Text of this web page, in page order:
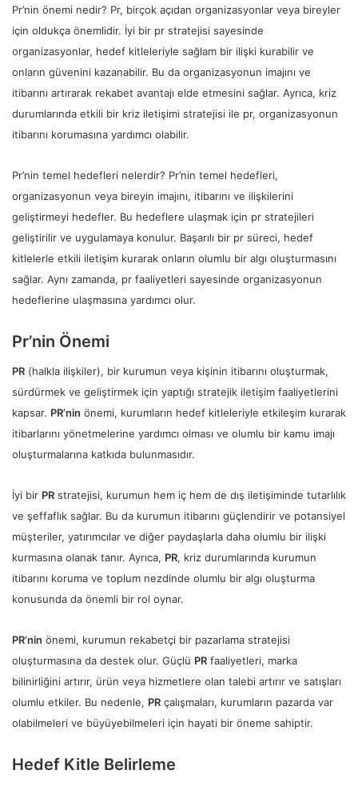
Pr’nin önemi nedir? Pr, birçok açıdan organizasyonlar veya bireyler
için oldukça önemlidir. İyi bir pr stratejisi sayesinde
organizasyonlar, hedef kitleleriyle sağlam bir ilişki kurabilir ve
onların güvenini kazanabilir. Bu da organizasyonun imajını ve
itibarını artırarak rekabet avantajı elde etmesini sağlar. Ayrıca, kriz
durumlarında etkili bir kriz iletişimi stratejisi ile pr, organizasyonun
itibarını korumasına yardımcı olabilir.
Pr’nin temel hedefleri nelerdir? Pr’nin temel hedefleri,
organizasyonun veya bireyin imajını, itibarını ve ilişkilerini
geliştirmeyi hedefler. Bu hedeflere ulaşmak için pr stratejileri
geliştirilir ve uygulamaya konulur. Başarılı bir pr süreci, hedef
kitlelerle etkili iletişim kurarak onların olumlu bir algı oluşturmasını
sağlar. Aynı zamanda, pr faaliyetleri sayesinde organizasyonun
hedeflerine ulaşmasına yardımcı olur.
Pr’nin Önemi
PR (halkla ilişkiler), bir kurumun veya kişinin itibarını oluşturmak,
sürdürmek ve geliştirmek için yaptığı stratejik iletişim faaliyetlerini
kapsar. PR’nin önemi, kurumların hedef kitleleriyle etkileşim kurarak
itibarlarını yönetmelerine yardımcı olması ve olumlu bir kamu imajı
oluşturmalarına katkıda bulunmasıdır.
İyi bir PR stratejisi, kurumun hem iç hem de dış iletişiminde tutarlılık
ve şeffaflık sağlar. Bu da kurumun itibarını güçlendirir ve potansiyel
müşteriler, yatırımcılar ve diğer paydaşlarla daha olumlu bir ilişki
kurmasına olanak tanır. Ayrıca, PR, kriz durumlarında kurumun
itibarını koruma ve toplum nezdinde olumlu bir algı oluşturma
konusunda da önemli bir rol oynar.
PR’nin önemi, kurumun rekabetçi bir pazarlama stratejisi
oluşturmasına da destek olur. Güçlü PR faaliyetleri, marka
bilinirliğini artırır, ürün veya hizmetlere olan talebi artırır ve satışları
olumlu etkiler. Bu nedenle, PR çalışmaları, kurumların pazarda var
olabilmeleri ve büyüyebilmeleri için hayati bir öneme sahiptir.
Hedef Kitle Belirleme